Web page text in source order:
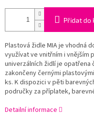
Přidat do
Plastová židle MIA je vhodná
využívat ve vnitřním i vnějším
univerzálních židlí je opatřena
zakončeny černými
ks. K dispozici v pěti
područky za příplatek,
Detailní informace